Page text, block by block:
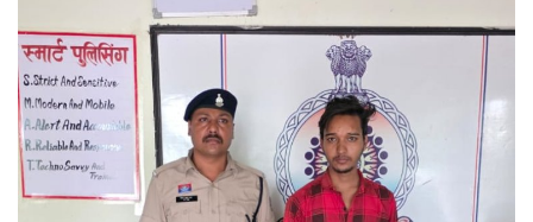
धर्म
करियर
राशिफल
खेल